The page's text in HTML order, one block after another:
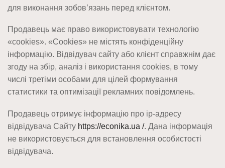
для виконання зобов’язань перед клієнтом.
Продавець має право використовувати технологію
«cookies». «Cookies» не містять конфіденційну
інформацію. Відвідувач сайту або клієнт справжнім дає
згоду на збір, аналіз і використання cookies, в тому
числі третіми особами для цілей формування
статистики та оптимізації рекламних повідомлень.
Продавець отримує інформацію про ip-адресу
відвідувача Сайту https://econika.ua /. Дана інформація
не використовується для встановлення особистості
відвідувача.